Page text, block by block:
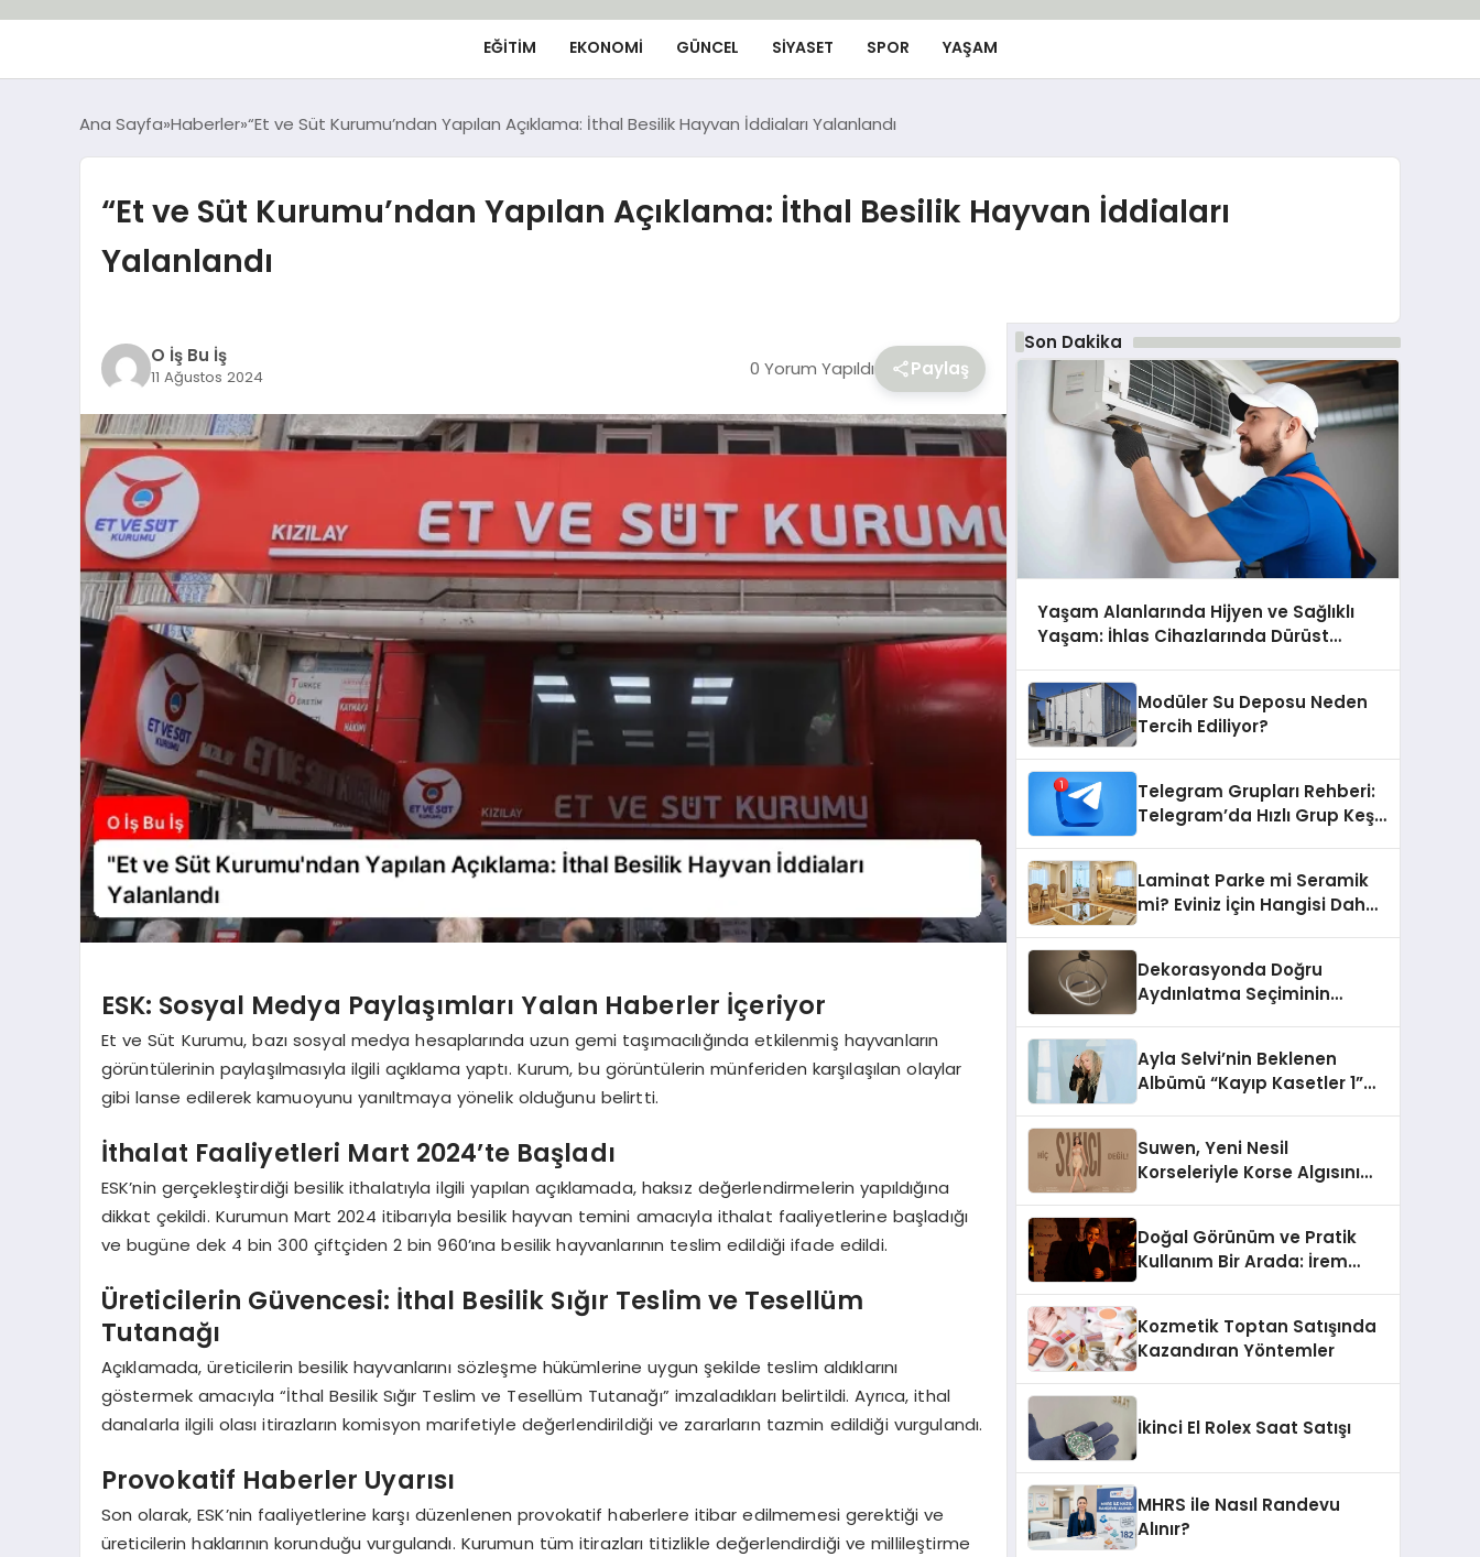
EĞİTİM EKONOMİ GÜNCEL SIYASET SPOR YAŞAM
Ana Sayfa Haberler “Et ve Süt Kurumu’ndan Yapılan Açıklama: İthal Besilik Hayvan İddiaları Yalanlandı
“Et ve Süt Kurumu’ndan Yapılan Açıklama: İthal Besilik Hayvan İddiaları
Yalanlandı
O İş Bu İş
11 Ağustos 2024 0 Yorum Yapıldı Paylaş
ESK: Sosyal Medya Paylaşımları Yalan Haberler İçeriyor
Et ve Süt Kurumu, bazı sosyal medya hesaplarında uzun gemi taşımacılığında etkilenmiş hayvanların
görüntülerinin paylaşılmasıyla ilgili açıklama yaptı. Kurum, bu görüntülerin münferiden karşılaşılan olaylar
gibi lanse edilerek kamuoyunu yanıltmaya yönelik olduğunu belirtti.
İthalat Faaliyetleri Mart 2024’te Başladı
ESK’nin gerçekleştirdiği besilik ithalatıyla ilgili yapılan açıklamada, haksız değerlendirmelerin yapıldığına
dikkat çekildi. Kurumun Mart 2024 itibarıyla besilik hayvan temini amacıyla ithalat faaliyetlerine başladığı
ve bugüne dek 4 bin 300 çiftçiden 2 bin 960’ına besilik hayvanlarının teslim edildiği ifade edildi.
Üreticilerin Güvencesi: İthal Besilik Sığır Teslim ve Tesellüm
Tutanağı
Açıklamada, üreticilerin besilik hayvanlarını sözleşme hükümlerine uygun şekilde teslim aldıklarını
göstermek amacıyla “İthal Besilik Sığır Teslim ve Tesellüm Tutanağı” imzaladıkları belirtildi. Ayrıca, ithal
danalarla ilgili olası itirazların komisyon marifetiyle değerlendirildiği ve zararların tazmin edildiği vurgulandı.
Provokatif Haberler Uyarısı
Son olarak, ESK’nin faaliyetlerine karşı düzenlenen provokatif haberlere itibar edilmemesi gerektiği ve
üreticilerin haklarının korunduğu vurgulandı. Kurumun tüm itirazları titizlikle değerlendirdiği ve millileştirme
Son Dakika
Yaşam Alanlarında Hijyen ve Sağlıklı
Yaşam: İhlas Cihazlarında Dürüst
Modüler Su Deposu Neden
Tercih Ediliyor?
Telegram Grupları Rehberi:
Telegram’da Hızlı Grup Keşfi
Laminat Parke mi Seramik
mi? Eviniz İçin Hangisi Daha
Dekorasyonda Doğru
Aydınlatma Seçiminin
Ayla Selvi’nin Beklenen
Albümü “Kayıp Kasetler 1”
Suwen, Yeni Nesil
Korseleriyle Korse Algısını
Doğal Görünüm ve Pratik
Kullanım Bir Arada: İrem
Kozmetik Toptan Satışında
Kazandıran Yöntemler
İkinci El Rolex Saat Satışı
MHRS ile Nasıl Randevu
Alınır?